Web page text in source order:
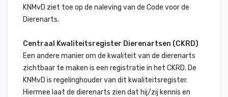
KNMvD ziet toe op de naleving van de Code voor de
Dierenarts.
Centraal Kwaliteitsregister Dierenartsen (CKRD)
Een andere manier om de kwaliteit van de dierenarts
zichtbaar te maken is een registratie in het CKRD. De
KNMvD is regelinghouder van dit kwaliteitsregister.
Hiermee laat de dierenarts zien dat hij/zij kennis en